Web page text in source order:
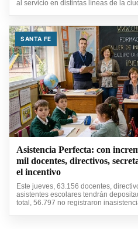
al servicio en distintas líneas de la
SANTA FE
Asistencia Perfecta: con
mil docentes, directivos,
el incentivo
Este jueves, 63.156 docentes,
asistentes escolares tendrán
total, 56.797 no registraron